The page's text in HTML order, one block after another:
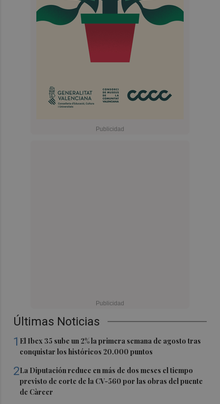
Últimas Noticias
1 El Ibex 35 sube un 2% la primera semana de agosto tras
conquistar los históricos 20.000 puntos
2La Diputación reduce en más de dos meses el tiempo
previsto de corte de la CV-560 por las obras del puente
de Càrcer